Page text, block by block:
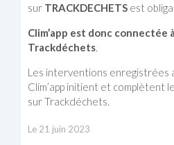
sur TRACKDECHETS est
Clim’app est donc connectée
Trackdéchets.
Les interventions enregistrées
Clim’app initient et complètent
sur Trackdéchets.
Le 21 juin 2023